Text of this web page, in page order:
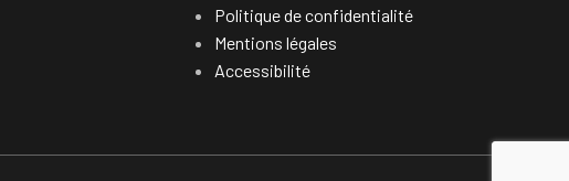
Politique de confidentialité
Mentions légales
Accessibilité